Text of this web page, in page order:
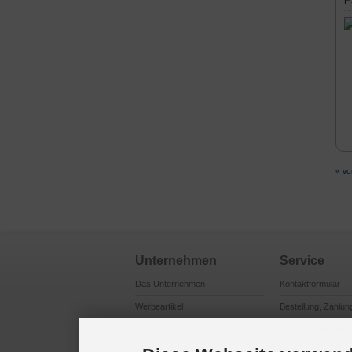
«
Unternehmen
Das Unternehmen
Werbeartikel
Service
Kontaktformular
Bestellung,